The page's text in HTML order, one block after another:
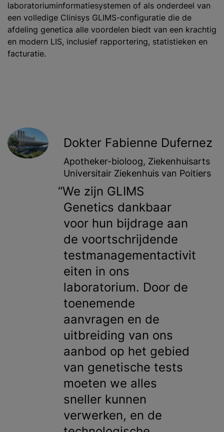
laboratoriuminformatiesystemen of als onderdeel van
een volledige Clinisys GLIMS-configuratie die de
afdeling genetica alle voordelen biedt van een krachtig
en modern LIS, inclusief rapportering, statistieken en
facturatie.
Dokter Fabienne Dufernez
Apotheker-bioloog, Ziekenhuisarts
Universitair Ziekenhuis van Poitiers
We zijn GLIMS
Genetics dankbaar
voor hun bijdrage aan
de voortschrijdende
testmanagementactivit
eiten in ons
laboratorium. Door de
toenemende
aanvragen en de
uitbreiding van ons
aanbod op het gebied
van genetische tests
moeten we alles
sneller kunnen
verwerken, en de